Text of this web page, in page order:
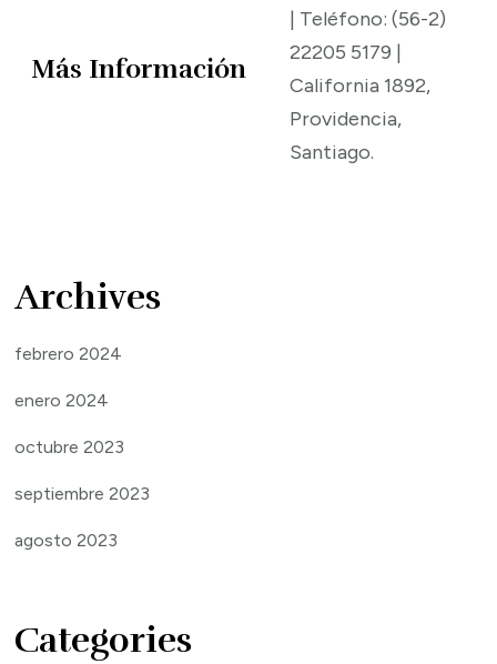
Más Información
| Teléfono: (56-2)
22205 5179 |
California 1892,
Providencia,
Santiago.
Archives
febrero 2024
enero 2024
octubre 2023
septiembre 2023
agosto 2023
Categories